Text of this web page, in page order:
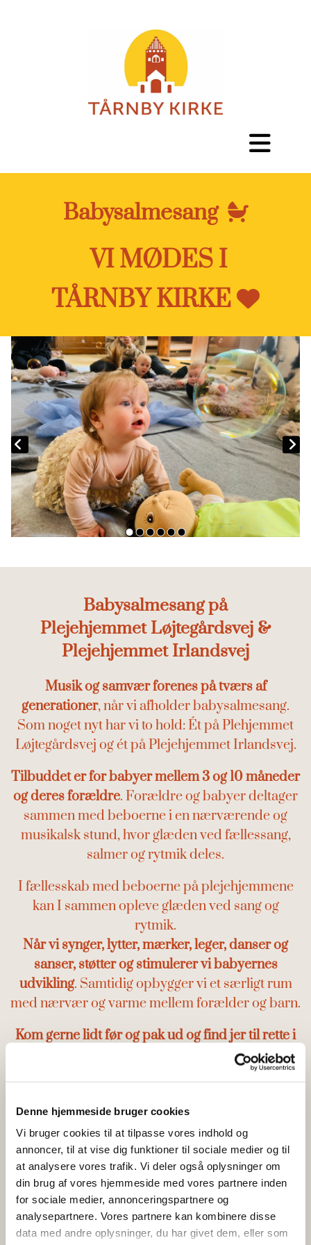
Denne hjemmeside bruger cookies
Vi bruger cookies til at tilpasse vores indhold og
annoncer, til at vise dig funktioner til sociale medier og til
at analysere vores trafik. Vi deler også oplysninger om
din brug af vores hjemmeside med vores partnere inden
for sociale medier, annonceringspartnere og
analysepartnere. Vores partnere kan kombinere disse
data med andre oplysninger, du har givet dem, eller som
Babysalmesang 
VI MØDES I
TÅRNBY KIRKE 
Babysalmesang på
Plejehjemmet Løjtegårdsvej &
Plejehjemmet Irlandsvej
Musik og samvær forenes på tværs af
generationer, når vi afholder babysalmesang.
Som noget nyt har vi to hold: Ét på Plehjemmet
Løjtegårdsvej og ét på Plejehjemmet Irlandsvej.
Tilbuddet er for babyer mellem 3 og 10 måneder
og deres forældre. Forældre og babyer deltager
sammen med beboerne i en nærværende og
musikalsk stund, hvor glæden ved fællessang,
salmer og rytmik deles.
I fællesskab med beboerne på plejehjemmene
kan I sammen opleve glæden ved sang og
rytmik.
Når vi synger, lytter, mærker, leger, danser og
sanser, støtter og stimulerer vi babyernes
udvikling. Samtidig opbygger vi et særligt rum
med nærvær og varme mellem forælder og barn.
Kom gerne lidt før og pak ud og find jer til rette i
. Babyer og forældre mødes på et stort
tæppe på gulvet, og beboerne på plejehjemmet
sange.
Man behøver som forælder ikke at kunne synge
eller kende salmer– men man skal være
forberedt på at slappe helt af i krop og sjæl og
glemme alt om vasketøj og opvask for en stund.
For dem, der har tid og lyst, er der kaffe, brød og